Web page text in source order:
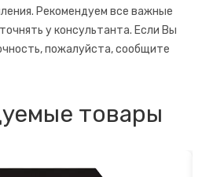
Рекомендуем все важные
у консультанта. Если Вы
пожалуйста, сообщите
товары